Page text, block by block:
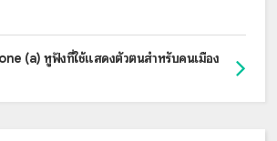
(a) หูฟังที่ใช้แสดงตัวตนสำหรับคนเมือง